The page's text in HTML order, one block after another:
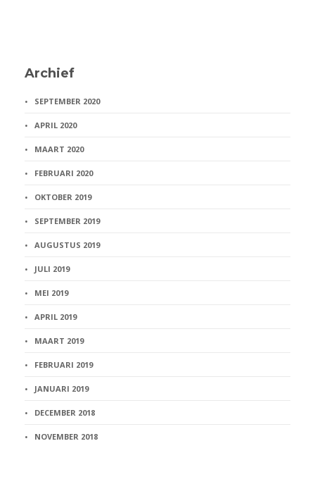
Archief
SEPTEMBER 2020
APRIL 2020
MAART 2020
FEBRUARI 2020
OKTOBER 2019
SEPTEMBER 2019
AUGUSTUS 2019
JULI 2019
MEI 2019
APRIL 2019
MAART 2019
FEBRUARI 2019
JANUARI 2019
DECEMBER 2018
NOVEMBER 2018